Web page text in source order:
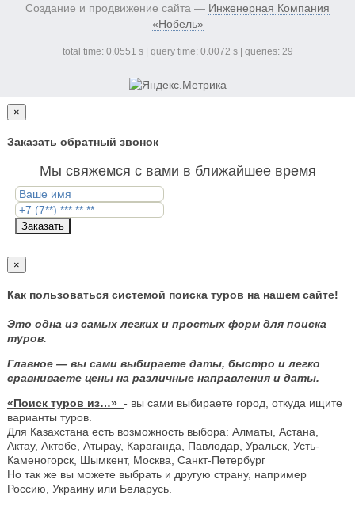
Создание и продвижение сайта — Инженерная Компания
«Нобель»
total time: 0.0551 s | query time: 0.0072 s | queries: 29
×
Заказать обратный звонок
Мы свяжемся с вами в ближайшее время
Заказать
×
Как пользоваться системой поиска туров на нашем сайте!
Это одна из самых легких и простых форм для поиска
туров.
Главное — вы сами выбираете даты, быстро и легко
сравниваете цены на различные направления и даты.
«Поиск туров из…» - вы сами выбираете город, откуда ищите
варианты туров.
Для Казахстана есть возможность выбора: Алматы, Астана,
Актау, Актобе, Атырау, Караганда, Павлодар, Уральск, Усть-
Каменогорск, Шымкент, Москва, Санкт-Петербург
Но так же вы можете выбрать и другую страну, например
Россию, Украину или Беларусь.